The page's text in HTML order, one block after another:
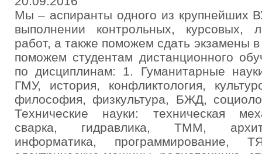
Мы – аспиранты одного из крупнейших
выполнении контрольных, курсовых,
работ, а также поможем сдать экзамены
поможем студентам дистанционного
по дисциплинам: 1. Гуманитарные
ГМУ, история, конфликтология,
философия, физкультура, БЖД,
Технические науки: техническая
сварка, гидравлика, ТММ,
информатика,